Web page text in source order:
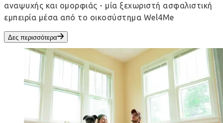
αναψυχής και ομορφιάς - μία ξεχωριστή ασφαλιστική
εμπειρία μέσα από το οικοσύστημα Wel4Me
Δες περισσότερα